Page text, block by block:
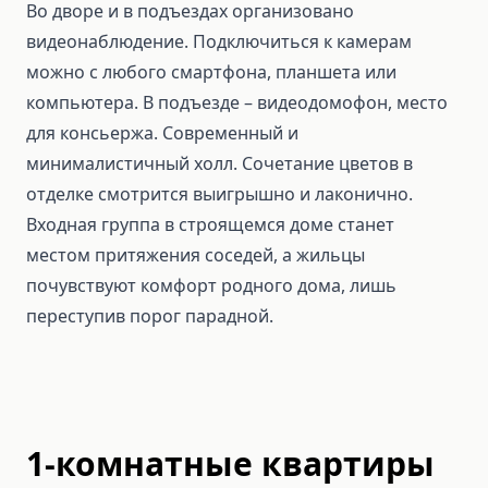
Во дворе и в подъездах организовано
видеонаблюдение. Подключиться к камерам
можно с любого смартфона, планшета или
компьютера. В подъезде – видеодомофон, место
для консьержа. Современный и
минималистичный холл. Сочетание цветов в
отделке смотрится выигрышно и лаконично.
Входная группа в строящемся доме станет
местом притяжения соседей, а жильцы
почувствуют комфорт родного дома, лишь
переступив порог парадной.
1-комнатные квартиры